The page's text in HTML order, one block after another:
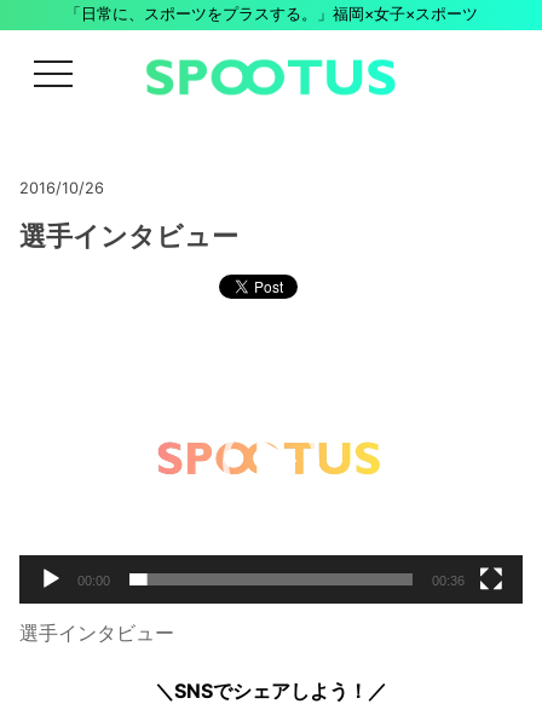
「日常に、スポーツをプラスする。」福岡×女子×スポーツ
menu
2016/10/26
選手インタビュー
00:00 00:36
選手インタビュー
＼SNSでシェアしよう！／